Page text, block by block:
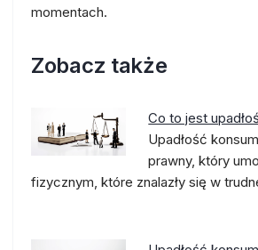
momentach.
Zobacz także
Co to jest
Upadłość
prawny, który
fizycznym, które znalazły się w